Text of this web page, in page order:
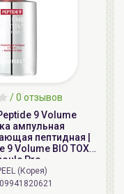
/0 отзывов
9 Volume
ампульная
пептидная |
9 Volume BIO TOX
Pro
(Корея)
8809941820621